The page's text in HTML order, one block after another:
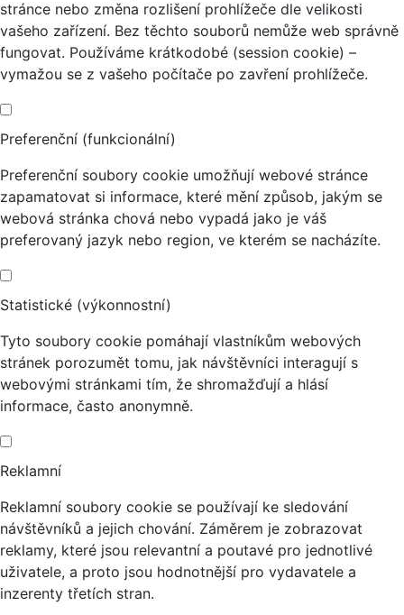
stránce nebo změna rozlišení prohlížeče dle velikosti
vašeho zařízení. Bez těchto souborů nemůže web správně
fungovat. Používáme krátkodobé (session cookie) –
vymažou se z vašeho počítače po zavření prohlížeče.
Preferenční (funkcionální)
Preferenční soubory cookie umožňují webové stránce
zapamatovat si informace, které mění způsob, jakým se
webová stránka chová nebo vypadá jako je váš
preferovaný jazyk nebo region, ve kterém se nacházíte.
Statistické (výkonnostní)
Tyto soubory cookie pomáhají vlastníkům webových
stránek porozumět tomu, jak návštěvníci interagují s
webovými stránkami tím, že shromažďují a hlásí
informace, často anonymně.
Reklamní
Reklamní soubory cookie se používají ke sledování
návštěvníků a jejich chování. Záměrem je zobrazovat
reklamy, které jsou relevantní a poutavé pro jednotlivé
uživatele, a proto jsou hodnotnější pro vydavatele a
inzerenty třetích stran.